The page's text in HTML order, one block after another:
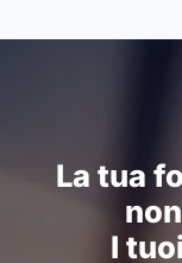
La tua
I